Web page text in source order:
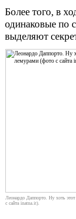
Более того, в
одинаковые по
выделяют
Леонардо Даппорто. Ну хоть
с сайта inatna.it).